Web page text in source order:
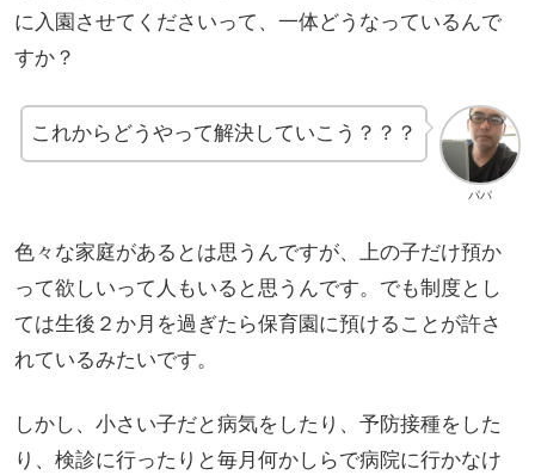
に入園させてくださいって、一体どうなっているんで
すか？
パパ
これからどうやって解決していこう？？？
色々な家庭があるとは思うんですが、上の子だけ預か
って欲しいって人もいると思うんです。でも制度とし
ては生後２か月を過ぎたら保育園に預けることが許さ
れているみたいです。
しかし、小さい子だと病気をしたり、予防接種をした
り、検診に行ったりと毎月何かしらで病院に行かなけ